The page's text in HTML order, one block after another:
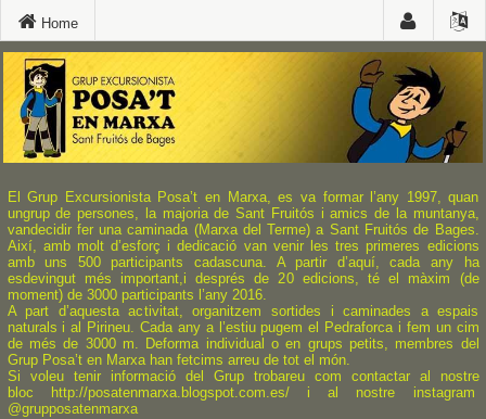
Home
El Grup Excursionista Posa’t en Marxa, es va formar l’any 1997, quan
ungrup de persones, la majoria de Sant Fruitós i amics de la muntanya,
vandecidir fer una caminada (Marxa del Terme) a Sant Fruitós de Bages.
Així, amb molt d’esforç i dedicació van venir les tres primeres edicions
amb uns 500 participants cadascuna. A partir d’aquí, cada any ha
esdevingut més important,i després de 20 edicions, té el màxim (de
moment) de 3000 participants l’any 2016.
A part d’aquesta activitat, organitzem sortides i caminades a espais
naturals i al Pirineu. Cada any a l’estiu pugem el Pedraforca i fem un cim
de més de 3000 m. Deforma individual o en grups petits, membres del
Grup Posa’t en Marxa han fetcims arreu de tot el món.
Si voleu tenir informació del Grup trobareu com contactar al nostre
bloc http://posatenmarxa.blogspot.com.es/ i al nostre instagram
@grupposatenmarxa